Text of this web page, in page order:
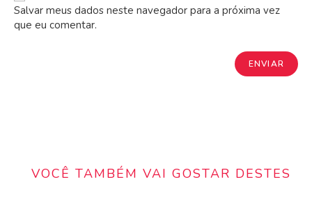
Salvar meus dados neste navegador para a próxima vez
que eu comentar.
VOCÊ TAMBÉM VAI GOSTAR DESTES